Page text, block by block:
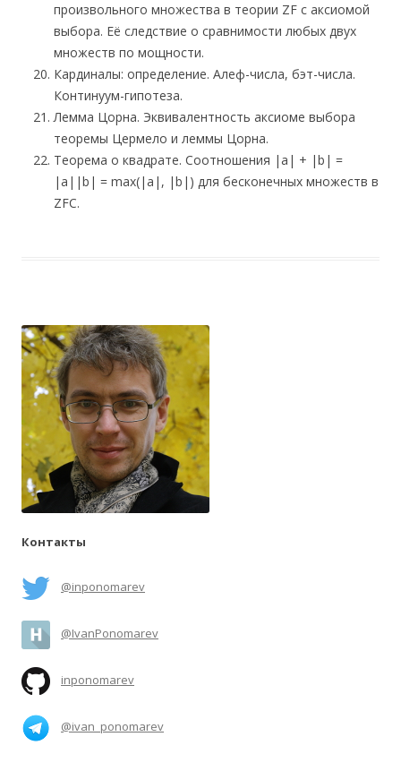
произвольного множества в теории ZF с аксиомой
выбора. Её следствие о сравнимости любых двух
множеств по мощности.
Кардиналы: определение. Алеф-числа, бэт-числа.
Континуум-гипотеза.
Лемма Цорна. Эквивалентность аксиоме выбора
теоремы Цермело и леммы Цорна.
Теорема о квадрате. Соотношения |a| + |b| =
|a||b| = max(|a|, |b|) для бесконечных множеств в
ZFC.
Контакты
@inponomarev
@IvanPonomarev
inponomarev
@ivan_ponomarev